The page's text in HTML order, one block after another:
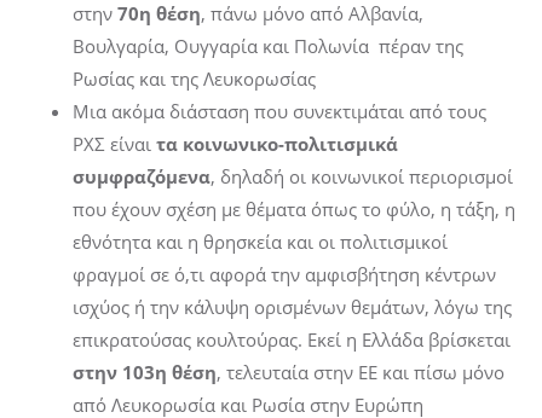
στην 70η θέση, πάνω μόνο από Αλβανία,
Βουλγαρία, Ουγγαρία και Πολωνία πέραν της
Ρωσίας και της Λευκορωσίας
Μια ακόμα διάσταση που συνεκτιμάται από τους
ΡΧΣ είναι τα κοινωνικο-πολιτισμικά
συμφραζόμενα, δηλαδή οι κοινωνικοί περιορισμοί
που έχουν σχέση με θέματα όπως το φύλο, η τάξη, η
εθνότητα και η θρησκεία και οι πολιτισμικοί
φραγμοί σε ό,τι αφορά την αμφισβήτηση κέντρων
ισχύος ή την κάλυψη ορισμένων θεμάτων, λόγω της
επικρατούσας κουλτούρας. Εκεί η Ελλάδα βρίσκεται
στην 103η θέση, τελευταία στην ΕΕ και πίσω μόνο
από Λευκορωσία και Ρωσία στην Ευρώπη